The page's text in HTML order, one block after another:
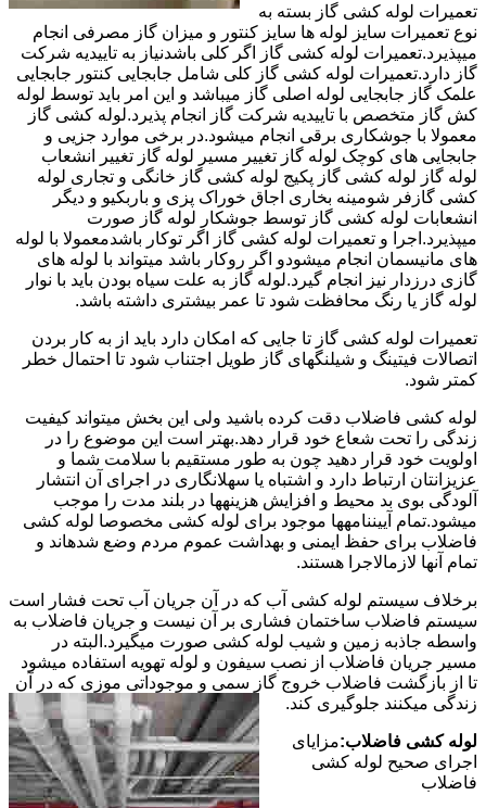
تعمیرات لوله کشی گاز بسته به
نوع تعمیرات سایز لوله ها سایز کنتور و میزان گاز مصرفی انجام
میپذیرد.تعمیرات لوله کشی گاز اگر کلی باشدنیاز به تاییدیه شرکت
گاز دارد.تعمیرات لوله کشی گاز کلی شامل جابجایی کنتور جابجایی
علمک گاز جابجایی لوله اصلی گاز میباشد و این امر باید توسط لوله
کش گاز متخصص با تاییدیه شرکت گاز انجام پذیرد.لوله کشی گاز
معمولا با جوشکاری برقی انجام میشود.در برخی موارد جزیی و
جابجایی های کوچک لوله گاز تغییر مسیر لوله گاز تغییر انشعاب
لوله گاز لوله کشی گاز پکیج لوله کشی گاز خانگی و تجاری لوله
کشی گازفر شومینه بخاری اجاق خوراک پزی و باربکیو و دیگر
انشعابات لوله کشی گاز توسط جوشکار لوله گاز صورت
میپذیرد.اجرا و تعمیرات لوله کشی گاز اگر توکار باشدمعمولا با لوله
های مانیسمان انجام میشودو اگر روکار باشد میتواند با لوله های
گازی درزدار نیز انجام گیرد.لوله گاز به علت سیاه بودن باید با نوار
لوله گاز یا رنگ محافظت شود تا عمر بیشتری داشته باشد.
تعمیرات لوله کشی گاز تا جایی که امکان دارد باید از به کار بردن
اتصالات فیتینگ و شیلنگهای گاز طویل اجتناب شود تا احتمال خطر
کمتر شود.
لوله کشی فاضلاب دقت کرده باشید ولی این بخش میتواند کیفیت
زندگی را تحت شعاع خود قرار دهد.بهتر است این موضوع را در
اولویت خود قرار دهید چون به طور مستقیم با سلامت شما و
عزیزانتان ارتباط دارد و اشتباه یا سهلانگاری در اجرای آن انتشار
آلودگی بوی بد محیط و افزایش هزینهها در بلند مدت را موجب
میشود.تمام آییننامهها موجود برای لوله کشی مخصوصا لوله کشی
فاضلاب برای حفظ ایمنی و بهداشت عموم مردم وضع شدهاند و
تمام آنها لازمالاجرا هستند.
برخلاف سیستم لوله کشی آب که در آن جریان آب تحت فشار است
سیستم فاضلاب ساختمان فشاری بر آن نیست و جریان فاضلاب به
واسطه جاذبه زمین و شیب لوله کشی صورت میگیرد.البته در
مسیر جریان فاضلاب از نصب سیفون و لوله تهویه استفاده میشود
تا از بازگشت فاضلاب خروج گاز سمی و موجوداتی موزی که در آن
زندگی میکنند جلوگیری کند.
لوله کشی فاضلاب:مزایای
اجرای صحیح لوله کشی
فاضلاب